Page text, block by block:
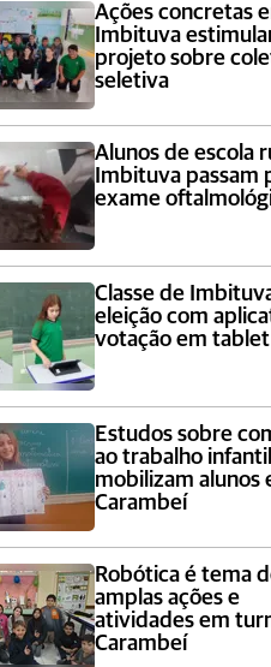
Ações concretas
Imbituva
projeto sobre
seletiva
Alunos de escola
Imbituva passam
exame
Classe de
eleição com
votação em tablet
Estudos sobre
ao trabalho infantil
mobilizam alunos
Carambeí
Robótica é tema
amplas ações e
atividades em
Carambeí